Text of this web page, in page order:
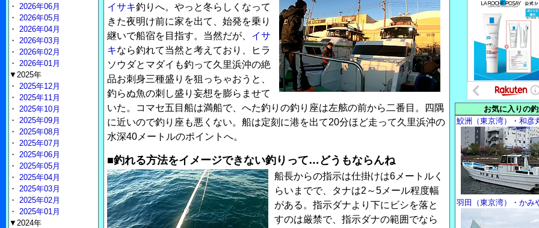
イサキ釣りへ。やっと冬らしくなって
きた夜明け前に家を出て、始発を乗り
継いで船宿を目指す。当然だが、 イサ
キなら釣れて当然と考えており、ヒラ
ソウダとマダイも釣って久里浜沖の絶
品お刺身三種盛りを狙っちゃおうと、
釣らぬ魚の刺し盛り妄想を膨らませて
いた。コマセ五目船は満船で、へた釣りの釣り座は左舷の前から二番目。四隅
に近いので釣り座も悪くない。船は定刻に港を出て20分ほど走って久里浜沖の
水深40メートルのポイントへ。
■釣れる方法をイメージできない釣りって…どうもならんね
船長からの指示は仕掛けは6メートルく
らいまでで、タナは2～5メール程度幅
がある。指示ダナより下にビシを落と
すのは厳禁で、指示ダナの範囲でなら
・ 2026年06月
・ 2026年05月
・ 2026年04月
・ 2026年03月
・ 2026年02月
・ 2026年01月
▼2025年
・ 2025年12月
・ 2025年11月
・ 2025年10月
・ 2025年09月
・ 2025年08月
・ 2025年07月
・ 2025年06月
・ 2025年05月
・ 2025年04月
・ 2025年03月
・ 2025年02月
・ 2025年01月
▼2024年
お気に入りの
鮫洲（東京湾）・和彦
羽田（東京湾）・かみ